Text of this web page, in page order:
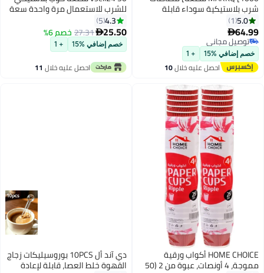
للشرب للاستعمال مرة واحدة سعة
والقهوة مع غطاء مسطح شفاف
25.50
خصم إضافي %15
احصل عليه خلال
مموجة، 4 أونصات، عبوة من 2 (50
دي آند أل 10PCS بوروسيليكات زجاج
القهوة خلط العصا، قابلة لإعادة